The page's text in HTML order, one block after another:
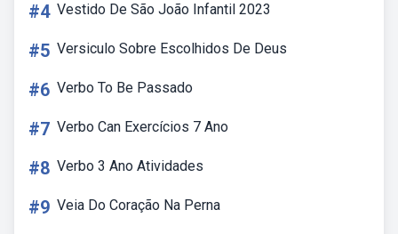
#4 Vestido De São João Infantil 2023
#5 Versiculo Sobre Escolhidos De Deus
#6 Verbo To Be Passado
#7 Verbo Can Exercícios 7 Ano
#8 Verbo 3 Ano Atividades
#9 Veia Do Coração Na Perna